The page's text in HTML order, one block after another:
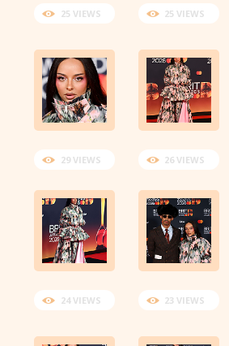
25 VIEWS 25 VIEWS
29 VIEWS 26 VIEWS
24 VIEWS 23 VIEWS